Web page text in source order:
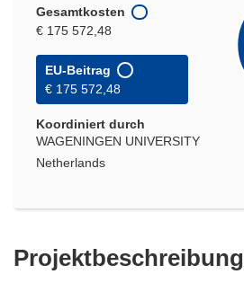
Gesamtkosten
€ 175 572,48
EU-Beitrag
€ 175 572,48
Koordiniert durch
WAGENINGEN UNIVERSITY
Netherlands
Projektbeschreibung